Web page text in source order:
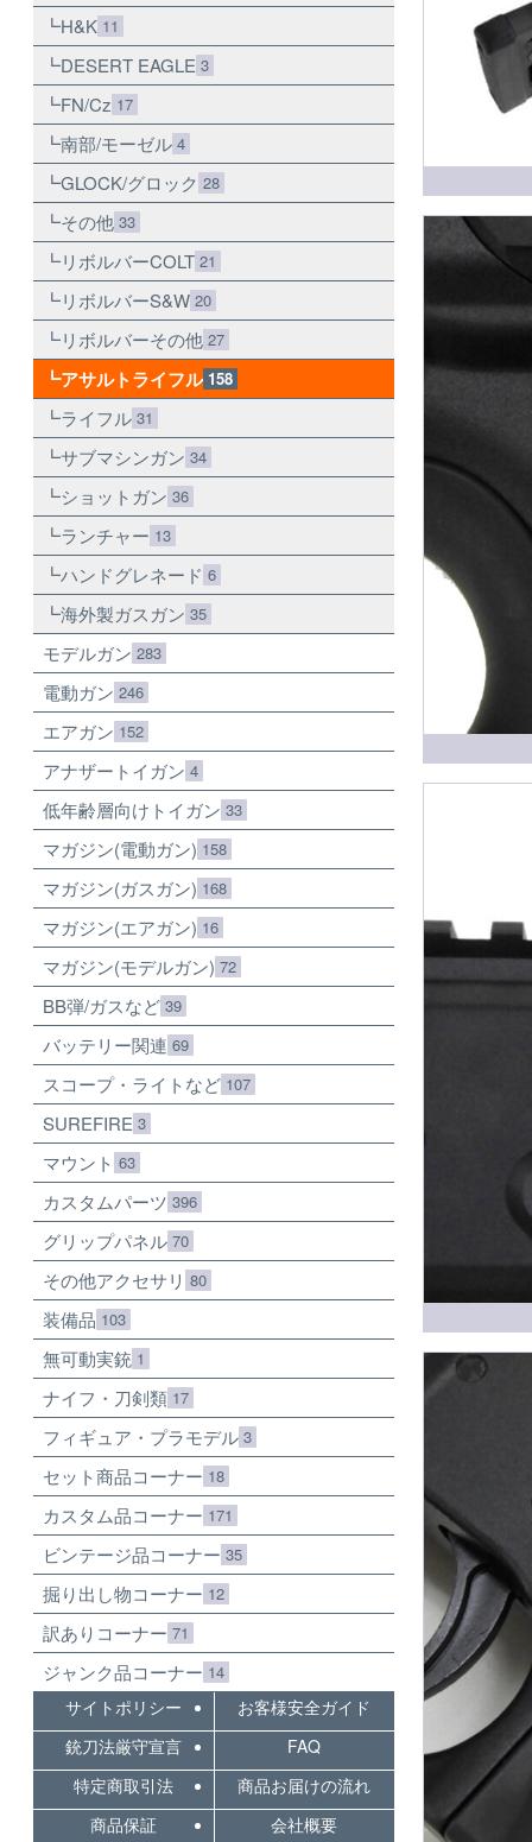
H&K 11
DESERT EAGLE 3
FN/Cz 17
南部/モーゼル 4
GLOCK/グロック 28
その他 33
リボルバーCOLT 21
リボルバーS&W 20
リボルバーその他 27
アサルトライフル 158
ライフル 31
サブマシンガン 34
ショットガン 36
ランチャー 13
ハンドグレネード 6
海外製ガスガン 35
モデルガン 283
電動ガン 246
エアガン 152
アナザートイガン 4
低年齢層向けトイガン 33
マガジン(電動ガン) 158
マガジン(ガスガン) 168
マガジン(エアガン) 16
マガジン(モデルガン) 72
BB弾/ガスなど 39
バッテリー関連 69
スコープ・ライトなど 107
SUREFIRE 3
マウント 63
カスタムパーツ 396
グリップパネル 70
その他アクセサリ 80
装備品 103
無可動実銃 1
ナイフ・刀剣類 17
フィギュア・プラモデル 3
セット商品コーナー 18
カスタム品コーナー 171
ビンテージ品コーナー 35
掘り出し物コーナー 12
訳ありコーナー 71
ジャンク品コーナー 14
サイトポリシー
お客様安全ガイド
銃刀法厳守宣言
FAQ
特定商取引法
商品お届けの流れ
商品保証
会社概要